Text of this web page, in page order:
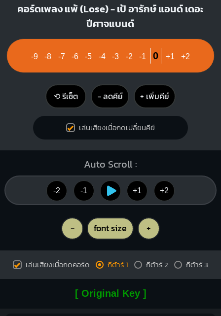
คอร์ดเพลง แพ้ (Lose) - เป้ อารักษ์ แอนด์ เดอะ
ปีศาจแบนด์
-9 -8 -7 -6 -5 -4 -3 -2 -1 0 +1 +2
⟲ รีเซ็ต − ลดคีย์ + เพิ่มคีย์
เล่นเสียงเมื่อกดเปลี่ยนคีย์
Auto Scroll :
-2 -1 +1 +2
- font size +
เล่นเสียงเมื่อกดคอร์ด กีต้าร์ 1 กีต้าร์ 2 กีต้าร์ 3
[ Original Key ]